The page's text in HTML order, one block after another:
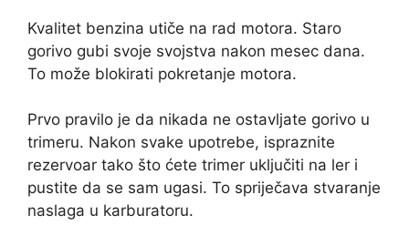
Kvalitet benzina utiče na rad motora. Staro
gorivo gubi svoje svojstva nakon mesec dana.
To može blokirati pokretanje motora.
Prvo pravilo je da nikada ne ostavljate gorivo u
trimeru. Nakon svake upotrebe, ispraznite
rezervoar tako što ćete trimer uključiti na ler i
pustite da se sam ugasi. To spriječava stvaranje
naslaga u karburatoru.